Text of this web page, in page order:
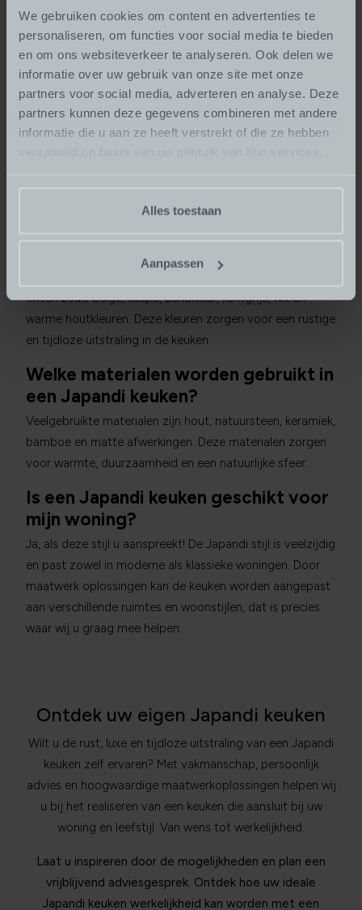
We gebruiken cookies om content en advertenties te
personaliseren, om functies voor social media te bieden
en om ons websiteverkeer te analyseren. Ook delen we
informatie over uw gebruik van onze site met onze
partners voor social media, adverteren en analyse. Deze
partners kunnen deze gegevens combineren met andere
informatie die u aan ze heeft verstrekt of die ze hebben
Alles toestaan
Aanpassen
Veelgestelde vragen over de
Japandi keuken op een rij:
Wat is een Japandi keuken?
Een Japandi keuken is een combinatie van Japans
minimalisme en Scandinavische functionaliteit. De stijl
Welke kleuren passen bij een Japandi
tinten zoals beige, taupe, zandkleur, lichtgrijs, wit en
warme houtkleuren. Deze kleuren zorgen voor een rustige
en tijdloze uitstraling in de keuken
Welke materialen worden gebruikt in
een Japandi keuken?
Veelgebruikte materialen zijn hout, natuursteen, keramiek,
bamboe en matte afwerkingen. Deze materialen zorgen
voor warmte, duurzaamheid en een natuurlijke sfeer.
Is een Japandi keuken geschikt voor
mijn woning?
Ja, als deze stijl u aanspreekt! De Japandi stijl is veelzijdig
en past zowel in moderne als klassieke woningen. Door
maatwerk oplossingen kan de keuken worden aangepast
aan verschillende ruimtes en woonstijlen, dat is precies
waar wij u graag mee helpen.
Ontdek uw eigen Japandi keuken
Wilt u de rust, luxe en tijdloze uitstraling van een Japandi
keuken zelf ervaren? Met vakmanschap, persoonlijk
advies en hoogwaardige maatwerkoplossingen helpen wij
u bij het realiseren van een keuken die aansluit bij uw
woning en leefstijl. Van wens tot werkelijkheid.
Laat u inspireren door de mogelijkheden en plan een
vrijblijvend adviesgesprek. Ontdek hoe uw ideale
Japandi keuken werkelijkheid kan worden met een